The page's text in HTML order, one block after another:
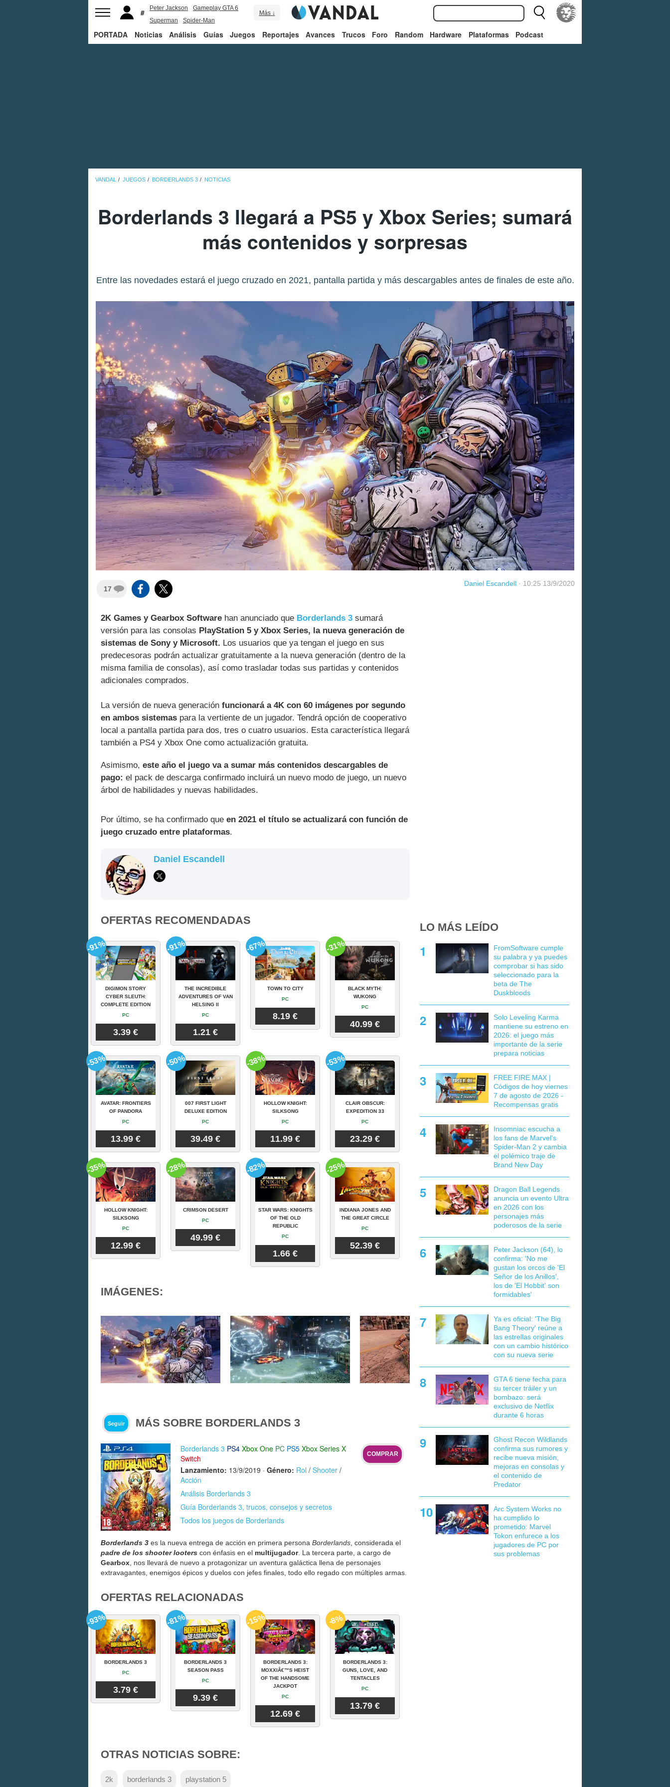
Peter Jackson
Gameplay GTA 6
Superman
Spider-Man
Más ↓
PORTADA Noticias Análisis Guías Juegos Reportajes Avances Trucos Foro Random Hardware Plataformas Podcast
VANDAL JUEGOS BORDERLANDS 3 NOTICIAS
Borderlands 3 llegará a PS5 y Xbox Series; sumará
más contenidos y sorpresas
Entre las novedades estará el juego cruzado en 2021, pantalla partida y más descargables antes de finales de este año.
17
Daniel Escandell · 10:25 13/9/2020
2K Games y Gearbox Software han anunciado que Borderlands 3 sumará
versión para las consolas PlayStation 5 y Xbox Series, la nueva generación de
sistemas de Sony y Microsoft. Los usuarios que ya tengan el juego en sus
predecesoras podrán actualizar gratuitamente a la nueva generación (dentro de la
misma familia de consolas), así como trasladar todas sus partidas y contenidos
adicionales comprados.
La versión de nueva generación funcionará a 4K con 60 imágenes por segundo
en ambos sistemas para la vertiente de un jugador. Tendrá opción de cooperativo
local a pantalla partida para dos, tres o cuatro usuarios. Esta característica llegará
también a PS4 y Xbox One como actualización gratuita.
Asimismo, este año el juego va a sumar más contenidos descargables de
pago: el pack de descarga confirmado incluirá un nuevo modo de juego, un nuevo
árbol de habilidades y nuevas habilidades.
Por último, se ha confirmado que en 2021 el título se actualizará con función de
juego cruzado entre plataformas.
Daniel Escandell
OFERTAS RECOMENDADAS
DIGIMON STORY
CYBER SLEUTH:
COMPLETE EDITION
PC
3.39 €
-91%
THE INCREDIBLE
ADVENTURES OF VAN
HELSING II
PC
1.21 €
-91%
TOWN TO CITY
PC
8.19 €
-67%
BLACK MYTH:
WUKONG
PC
40.99 €
-31%
AVATAR: FRONTIERS
OF PANDORA
PC
13.99 €
-53%
007 FIRST LIGHT
DELUXE EDITION
PC
39.49 €
-50%
HOLLOW KNIGHT:
SILKSONG
PC
11.99 €
-38%
CLAIR OBSCUR:
EXPEDITION 33
PC
23.29 €
-53%
HOLLOW KNIGHT:
SILKSONG
PC
12.99 €
-35%
CRIMSON DESERT
PC
49.99 €
-28%
STAR WARS: KNIGHTS
OF THE OLD
REPUBLIC
PC
1.66 €
-82%
INDIANA JONES AND
THE GREAT CIRCLE
PC
52.39 €
-25%
IMÁGENES:
Seguir MÁS SOBRE BORDERLANDS 3
Borderlands 3 PS4 Xbox One PC PS5 Xbox Series X
Switch
Lanzamiento: 13/9/2019 · Género: Rol / Shooter /
Acción
COMPRAR
Análisis Borderlands 3
Guía Borderlands 3, trucos, consejos y secretos
Todos los juegos de Borderlands
Borderlands 3 es la nueva entrega de acción en primera persona Borderlands , considerada el
padre de los shooter looters con énfasis en el multijugador. La tercera parte, a cargo de
Gearbox , nos llevará de nuevo a protagonizar un aventura galáctica llena de personajes
extravagantes, enemigos épicos y duelos con jefes finales, todo ello regado con múltiples armas.
OFERTAS RELACIONADAS
BORDERLANDS 3
PC
3.79 €
-93%
BORDERLANDS 3
SEASON PASS
PC
9.39 €
-81%
BORDERLANDS 3:
MOXXIÂ€™S HEIST
OF THE HANDSOME
JACKPOT
PC
12.69 €
-15%
BORDERLANDS 3:
GUNS, LOVE, AND
TENTACLES
PC
13.79 €
-8%
OTRAS NOTICIAS SOBRE:
2k borderlands 3 playstation 5
LO MÁS LEÍDO
FromSoftware cumple
su palabra y ya puedes
comprobar si has sido
seleccionado para la
beta de The
Duskbloods
Solo Leveling Karma
mantiene su estreno en
2026: el juego más
importante de la serie
prepara noticias
FREE FIRE MAX |
Códigos de hoy viernes
7 de agosto de 2026 -
Recompensas gratis
Insomniac escucha a
los fans de Marvel's
Spider-Man 2 y cambia
el polémico traje de
Brand New Day
Dragon Ball Legends
anuncia un evento Ultra
en 2026 con los
personajes más
poderosos de la serie
Peter Jackson (64), lo
confirma: 'No me
gustan los orcos de 'El
Señor de los Anillos',
los de 'El Hobbit' son
formidables'
Ya es oficial: 'The Big
Bang Theory' reúne a
las estrellas originales
con un cambio histórico
con su nueva serie
GTA 6 tiene fecha para
su tercer tráiler y un
bombazo: será
exclusivo de Netflix
durante 6 horas
Ghost Recon Wildlands
confirma sus rumores y
recibe nueva misión,
mejoras en consolas y
el contenido de
Predator
Arc System Works no
ha cumplido lo
prometido: Marvel
Tokon enfurece a los
jugadores de PC por
sus problemas